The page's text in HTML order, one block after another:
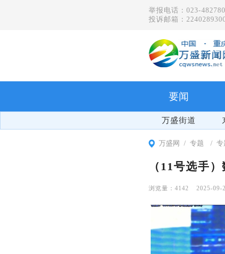
举报电话：023-
投诉邮箱：
要闻
万盛街道
万盛网 专题
（11号选手
4142 2025-09-